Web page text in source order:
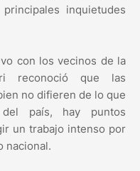
inquietudes
con los vecinos de la
reconoció que las
no difieren de lo que
país, hay puntos
un trabajo intenso por
nacional.